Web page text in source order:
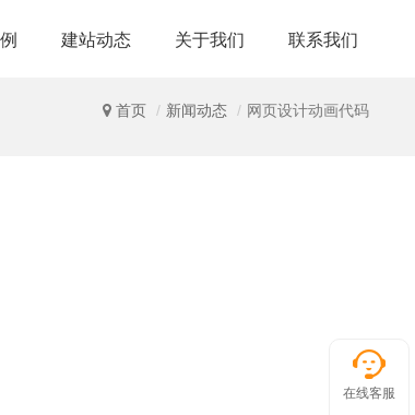
建站动态 关于我们 联系我们
首页 新闻动态 网页设计动画代码
在线客服